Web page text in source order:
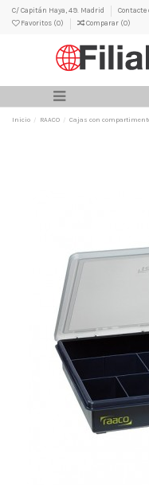
C/ Capitán Haya, 49. Madrid
Contacte
Favoritos (0) Comparar (0)
Inicio RAACO Cajas con